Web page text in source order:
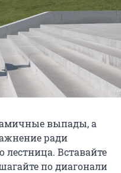
выпады, а
ради
Вставайте
по диагонали